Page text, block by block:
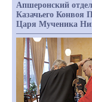
Апшеронский отдел
Казачьего Конвоя
Царя Мученика